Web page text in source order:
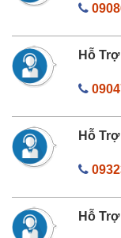
Hỗ
Hỗ
Hỗ